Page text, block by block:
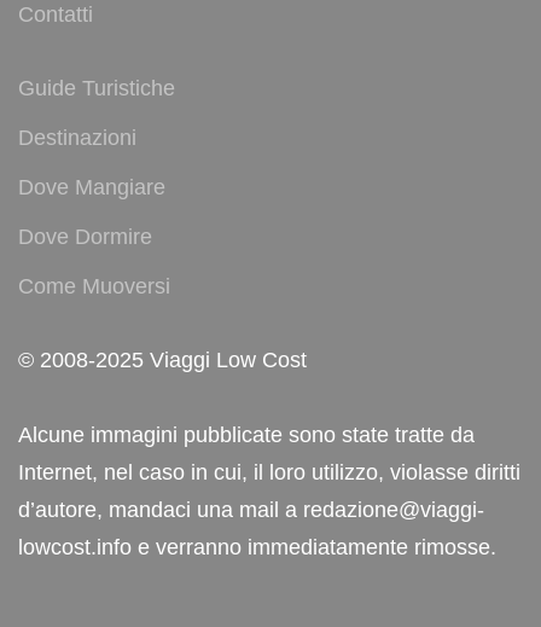
Contatti
Guide Turistiche
Destinazioni
Dove Mangiare
Dove Dormire
Come Muoversi
© 2008-2025 Viaggi Low Cost
Alcune immagini pubblicate sono state tratte da
Internet, nel caso in cui, il loro utilizzo, violasse diritti
d’autore, mandaci una mail a redazione@viaggi-
lowcost.info e verranno immediatamente rimosse.